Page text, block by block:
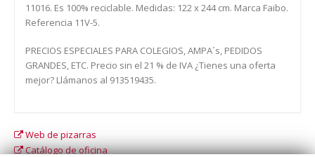
11016. Es 100% reciclable. Medidas: 122 x 244 cm. Marca Faibo.
Referencia 11V-5.
PRECIOS ESPECIALES PARA COLEGIOS, AMPA´s, PEDIDOS
GRANDES, ETC. Precio sin el 21 % de IVA ¿Tienes una oferta
mejor? Llámanos al 913519435.
Web de pizarras
Catálogo de oficina